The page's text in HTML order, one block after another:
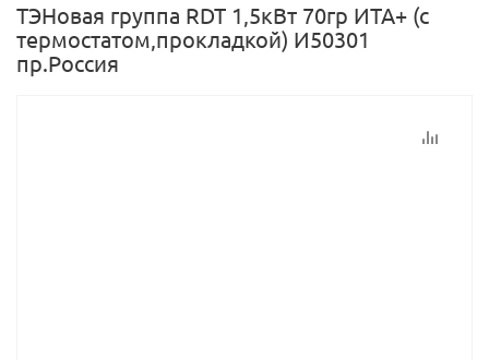
ТЭНовая группа RDT 1,5кВт 70гр ИТА+ (с
термостатом,прокладкой) И50301
пр.Россия